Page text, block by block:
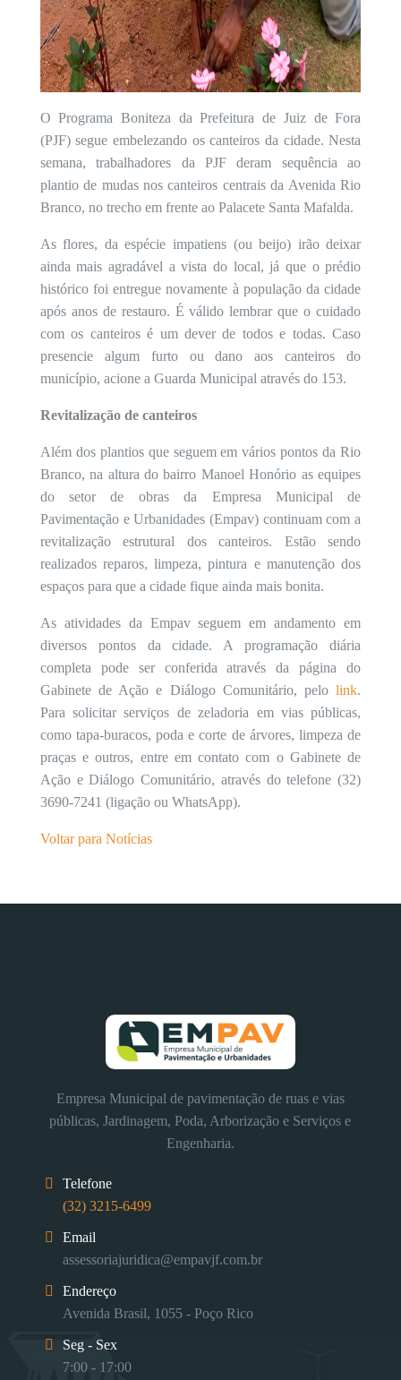
O Programa Boniteza da Prefeitura de Juiz de Fora
(PJF) segue embelezando os canteiros da cidade. Nesta
semana, trabalhadores da PJF deram sequência ao
plantio de mudas nos canteiros centrais da Avenida Rio
Branco, no trecho em frente ao Palacete Santa Mafalda.
As flores, da espécie impatiens (ou beijo) irão deixar
ainda mais agradável a vista do local, já que o prédio
histórico foi entregue novamente à população da cidade
após anos de restauro. É válido lembrar que o cuidado
com os canteiros é um dever de todos e todas. Caso
presencie algum furto ou dano aos canteiros do
município, acione a Guarda Municipal através do 153.
Revitalização de canteiros
Além dos plantios que seguem em vários pontos da Rio
Branco, na altura do bairro Manoel Honório as equipes
do setor de obras da Empresa Municipal de
Pavimentação e Urbanidades (Empav) continuam com a
revitalização estrutural dos canteiros. Estão sendo
realizados reparos, limpeza, pintura e manutenção dos
espaços para que a cidade fique ainda mais bonita.
As atividades da Empav seguem em andamento em
diversos pontos da cidade. A programação diária
completa pode ser conferida através da página do
Gabinete de Ação e Diálogo Comunitário, pelo link.
Para solicitar serviços de zeladoria em vias públicas,
como tapa-buracos, poda e corte de árvores, limpeza de
praças e outros, entre em contato com o Gabinete de
Ação e Diálogo Comunitário, através do telefone (32)
3690-7241 (ligação ou WhatsApp).
Voltar para Notícias
Empresa Municipal de pavimentação de ruas e vias
públicas, Jardinagem, Poda, Arborização e Serviços e
Engenharia.
Telefone
(32) 3215-6499
Email
assessoriajuridica@empavjf.com.br
Endereço
Avenida Brasil, 1055 - Poço Rico
Seg - Sex
7:00 - 17:00